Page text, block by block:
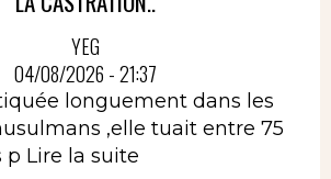
YEG
04/08/2026 - 21:37
longuement dans les
,elle tuait entre 75
p Lire la suite